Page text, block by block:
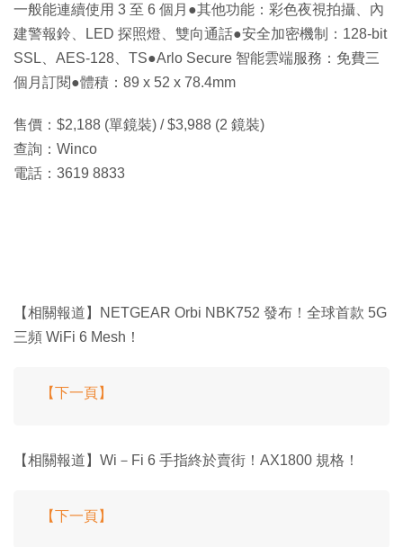
一般能連續使用 3 至 6 個月●其他功能：彩色夜視拍攝、內
建警報鈴、LED 探照燈、雙向通話●安全加密機制：128-bit
SSL、AES-128、TS●Arlo Secure 智能雲端服務：免費三
個月訂閱●體積：89 x 52 x 78.4mm
售價：$2,188 (單鏡裝) / $3,988 (2 鏡裝)
查詢：Winco
電話：3619 8833
【相關報道】NETGEAR Orbi NBK752 發布！全球首款 5G
三頻 WiFi 6 Mesh！
【下一頁】
【相關報道】Wi－Fi 6 手指終於賣街！AX1800 規格！
【下一頁】